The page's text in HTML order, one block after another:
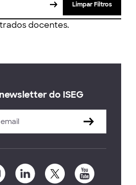
Limpar Filtros
docentes.
do ISEG